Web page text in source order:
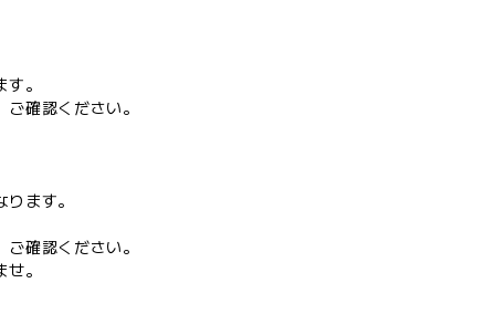
。
確認ください。
ます。
確認ください。
。